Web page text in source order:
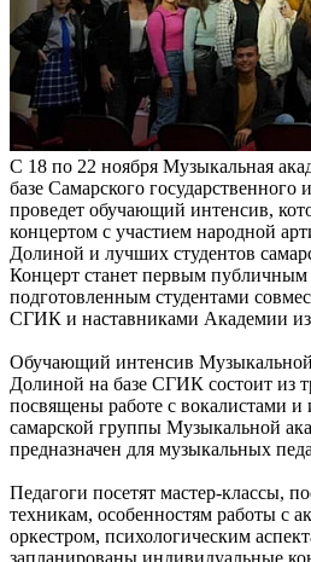
С 18 по 22 ноября Музыкальная
базе Самарского государственного
проведет обучающий интенсив,
концертом с участием народной
Долиной и лучших студентов
Концерт станет первым публичным
подготовленным студентами
СГИК и наставниками Академии
Обучающий интенсив
Долиной на базе СГИК состоит из
посвящены работе с вокалистами и
самарской группы Музыкальной
предназначен для музыкальных
Педагоги посетят мастер-классы,
техникам, особенностям работы с
оркестром, психологическим
запланированы индивидуальные